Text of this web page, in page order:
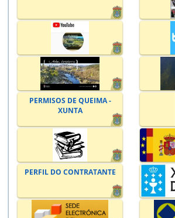
PERMISOS DE QUEIMA -
XUNTA
PERFIL DO CONTRATANTE